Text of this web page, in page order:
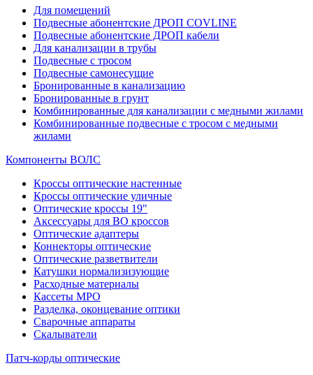
Для помещений
Подвесные абонентские ДРОП COVLINE
Подвесные абонентские ДРОП кабели
Для канализации в трубы
Подвесные с тросом
Подвесные самонесущие
Бронированные в канализацию
Бронированные в грунт
Комбинированные для канализации с медными жилами
Комбинированные подвесные с тросом с медными
жилами
Компоненты ВОЛС
Кроссы оптические настенные
Кроссы оптические уличные
Оптические кроссы 19"
Аксессуары для ВО кроссов
Оптические адаптеры
Коннекторы оптические
Оптические разветвители
Катушки нормализизующие
Расходные материалы
Кассеты MPO
Разделка, оконцевание оптики
Сварочные аппараты
Скалыватели
Патч-корды оптические